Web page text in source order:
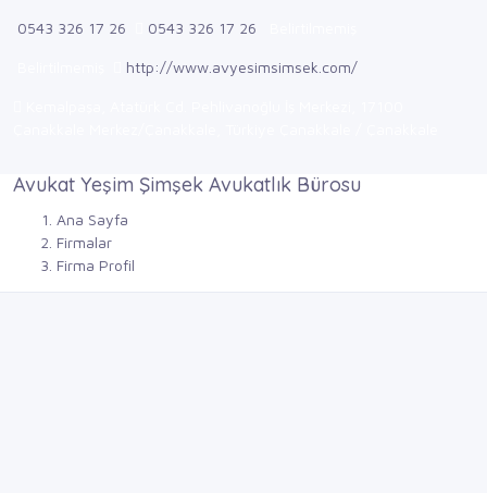
0543 326 17 26 0543 326 17 26
http://www.avyesimsimsek.com/
Avukat Yeşim Şimşek Avukatlık Bürosu
Ana Sayfa
Firmalar
Firma Profil